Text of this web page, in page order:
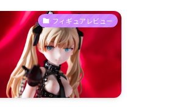
フィギュアレビュー